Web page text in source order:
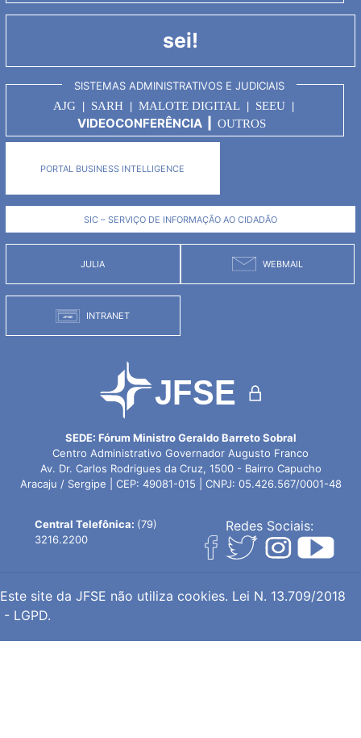
sei!
SISTEMAS ADMINISTRATIVOS E JUDICIAIS
AJG | SARH | MALOTE DIGITAL | SEEU |
VIDEOCONFERÊNCIA OUTROS
PORTAL BUSINESS INTELLIGENCE
SIC – SERVIÇO DE INFORMAÇÃO AO CIDADÃO
JULIA WEBMAIL
INTRANET
SEDE: Fórum Ministro Geraldo Barreto Sobral
Centro Administrativo Governador Augusto Franco
Av. Dr. Carlos Rodrigues da Cruz, 1500 - Bairro Capucho
Aracaju / Sergipe | CEP: 49081-015 | CNPJ: 05.426.567/0001-48
Central Telefônica: (79)
3216.2200
Redes Sociais:
Este site da JFSE não utiliza cookies. Lei N. 13.709/2018
- LGPD.